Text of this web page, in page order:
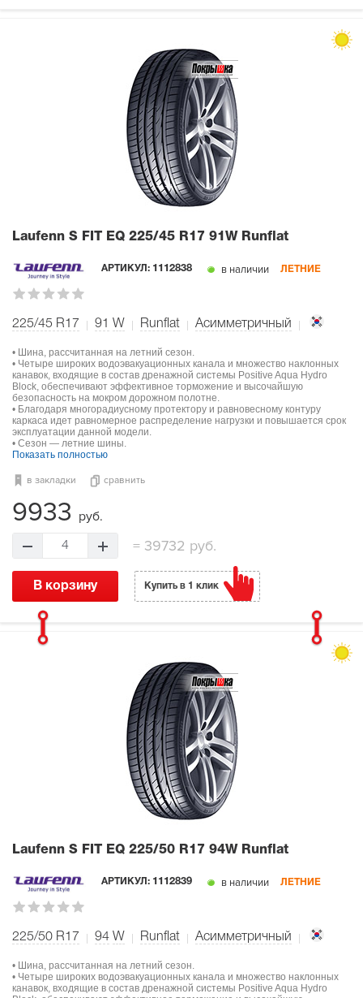
Laufenn S FIT EQ 225/45 R17 91W Runflat
АРТИКУЛ: 1112838 в наличии ЛЕТНИЕ
225/45 R17 91 W Runflat Асимметричный
• Шина, рассчитанная на летний сезон.
• Четыре широких водоэвакуационных канала и множество наклонных
канавок, входящие в состав дренажной системы Positive Aqua Hydro
Block, обеспечивают эффективное торможение и высочайшую
безопасность на мокром дорожном полотне.
• Благодаря многорадиусному протектору и равновесному контуру
каркаса идет равномерное распределение нагрузки и повышается срок
эксплуатации данной модели.
• Сезон — летние шины.
Показать полностью
в закладки сравнить
9933 руб.
4 = 39732 руб.
В корзину Купить в 1 клик
Laufenn S FIT EQ 225/50 R17 94W Runflat
АРТИКУЛ: 1112839 в наличии ЛЕТНИЕ
225/50 R17 94 W Runflat Асимметричный
• Шина, рассчитанная на летний сезон.
• Четыре широких водоэвакуационных канала и множество наклонных
канавок, входящие в состав дренажной системы Positive Aqua Hydro